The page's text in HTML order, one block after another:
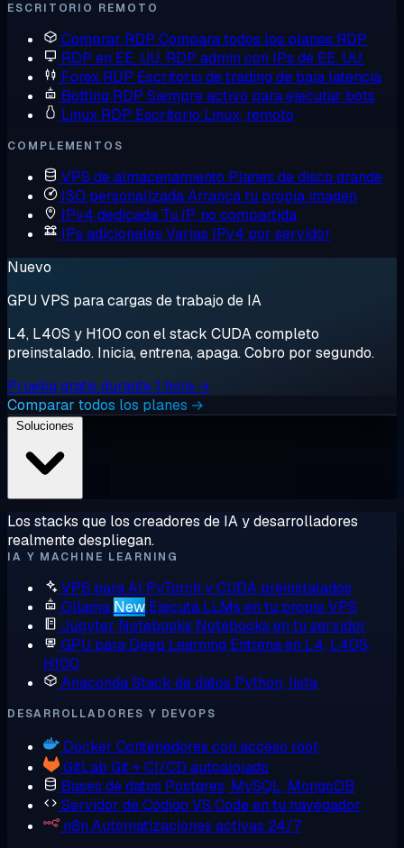
ESCRITORIO REMOTO
Comprar RDP Compara todos los planes RDP
RDP en EE. UU. RDP admin con IPs de EE. UU.
Forex RDP Escritorio de trading de baja latencia
Botting RDP Siempre activo para ejecutar bots
Linux RDP Escritorio Linux, remoto
COMPLEMENTOS
VPS de almacenamiento Planes de disco grande
ISO personalizadaArranca tu propia imagen
IPv4 dedicada Tu IP, no compartida
IPs adicionales Varias IPv4 por servidor
Nuevo
GPU VPS para cargas de trabajo de IA
L4, L40S y H100 con el stack CUDA completo
preinstalado. Inicia, entrena, apaga. Cobro por segundo.
Prueba gratis durante 1 hora →
Comparar todos los planes →
Los stacks que los creadores de IA y desarrolladores
realmente despliegan.
IA Y MACHINE LEARNING
VPS para AI PyTorch y CUDA preinstalados
Ollama New Ejecuta LLMs en tu propio VPS
Jupyter Notebooks Notebooks en tu servidor
GPU para Deep Learning Entrena en L4, L40S,
H100
AnacondaStack de datos Python, lista
DESARROLLADORES Y DEVOPS
Docker Contenedores con acceso root
GitLab Git + CI/CD autoalojado
Bases de datos Postgres, MySQL, MongoDB
Servidor de Código VS Code en tu navegador
n8n Automatizaciones activas 24/7